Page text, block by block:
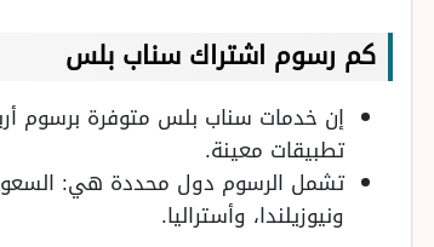
كم رسوم اشتراك سناب بلس
إن خدمات سناب بلس متوفرة برسوم
تطبيقات معينة.
تشمل الرسوم دول محددة هي: السعودية،
ونيوزيلندا، وأستراليا.